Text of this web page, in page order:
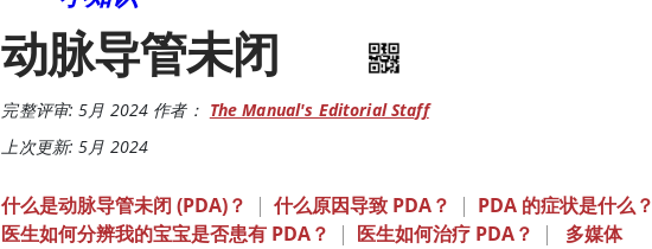
动脉导管未闭
完整评审: 5月 2024 作者： The Manual's Editorial Staff
上次更新: 5月 2024
什么是动脉导管未闭 (PDA)？ | 什么原因导致 PDA？ | PDA 的症状是什么？
医生如何分辨我的宝宝是否患有 PDA？
| 医生如何治疗 PDA？ | 多媒体